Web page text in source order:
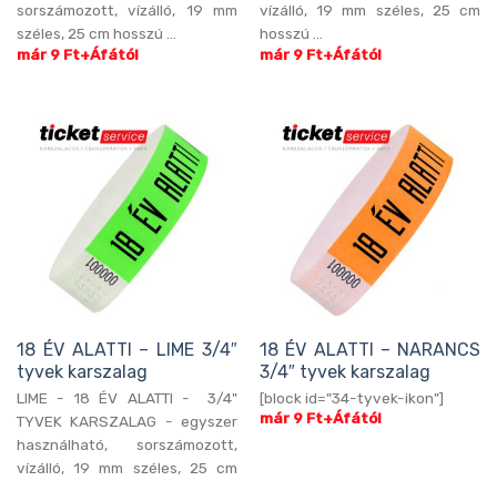
sorszámozott, vízálló, 19 mm
széles, 25 cm hosszú ...
már 9 Ft+Áfától
vízálló, 19 mm széles, 25 cm
hosszú ...
már 9 Ft+Áfától
18 ÉV ALATTI – LIME 3/4″
tyvek karszalag
LIME - 18 ÉV ALATTI - 3/4"
TYVEK KARSZALAG - egyszer
használható, sorszámozott,
vízálló, 19 mm széles, 25 cm
18 ÉV ALATTI – NARANCS
3/4″ tyvek karszalag
[block id="34-tyvek-ikon"]
már 9 Ft+Áfától